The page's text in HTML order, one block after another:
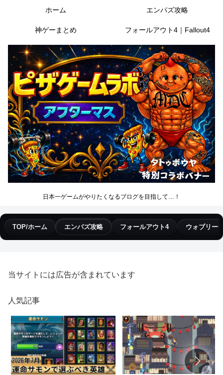
日本一ゲームがやりたくなるブログを目指して…！
ホーム エンパズ攻略
神ゲーまとめ フォールアウト4｜Fallout4
TOP/ホーム エンパズ攻略 フォールアウト4 ウォブリー
当サイトには広告が含まれています
人気記事